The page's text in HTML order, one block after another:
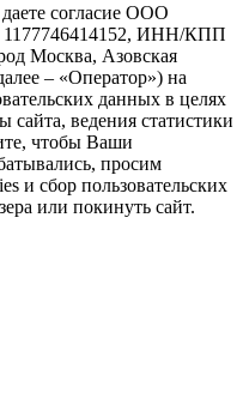
согласие ООО
1177746414152, ИНН/КПП
Москва, Азовская
– «Оператор») на
данных в целях
сайта, ведения статистики
чтобы Ваши
просим
и сбор пользовательских
или покинуть сайт.